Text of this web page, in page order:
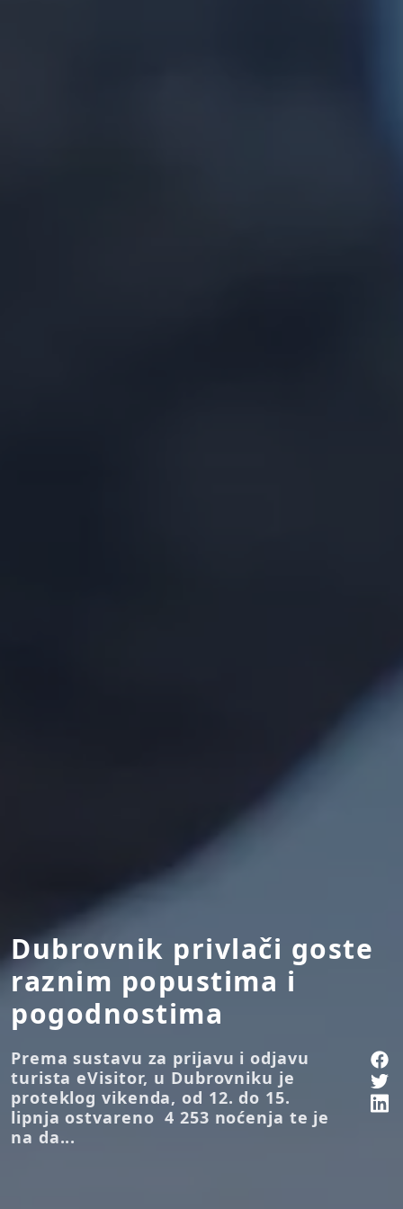
Dubrovnik privlači goste
raznim popustima i
pogodnostima
Prema sustavu za prijavu i odjavu
turista eVisitor, u Dubrovniku je
proteklog vikenda, od 12. do 15.
lipnja ostvareno 4 253 noćenja te je
na da...